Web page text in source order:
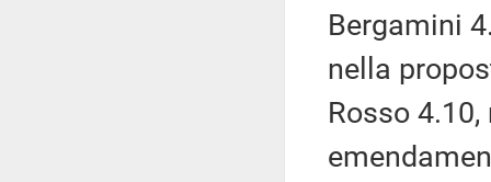
Bergamini
nella
Rosso